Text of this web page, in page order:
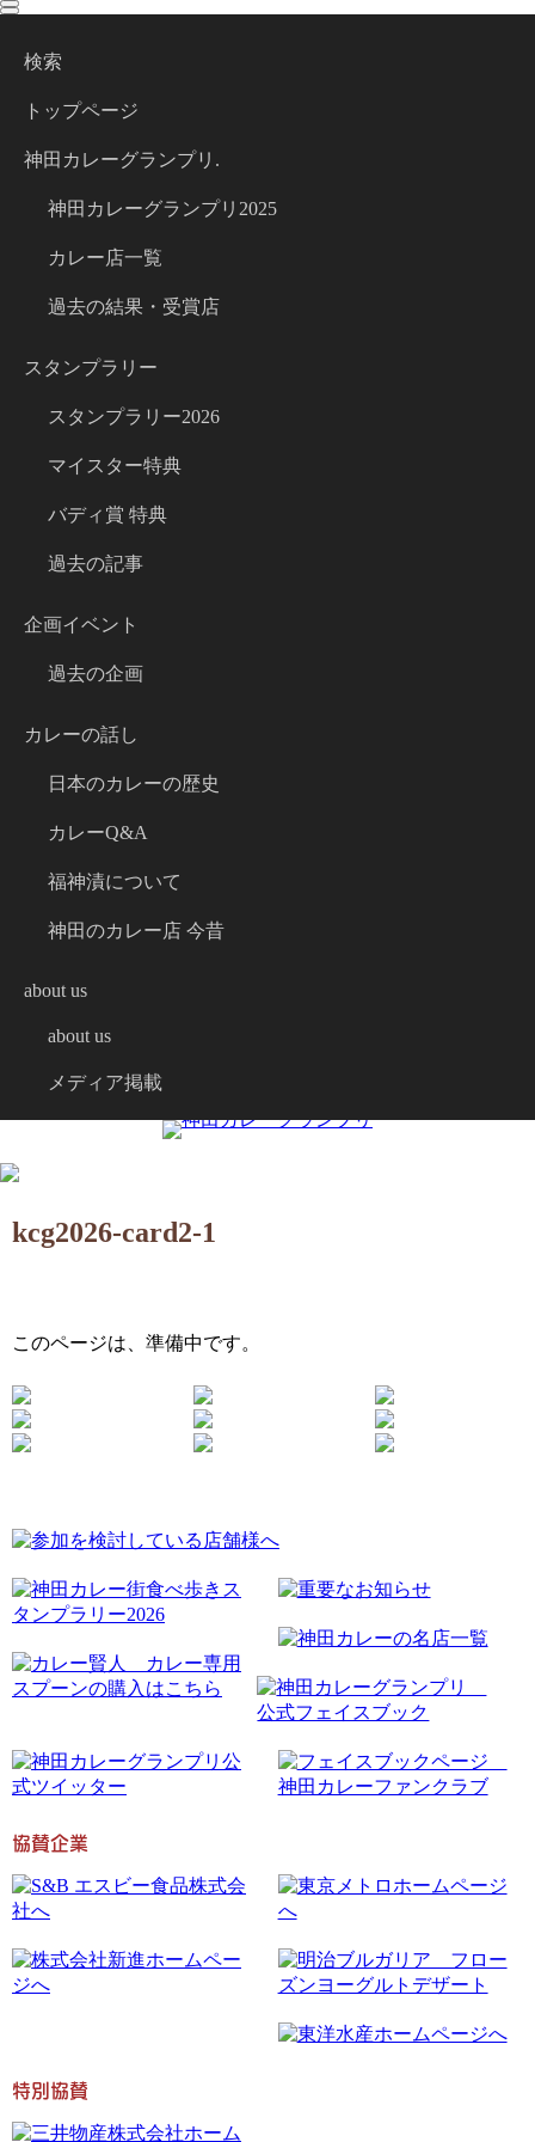
toggle
toggle
検索
トップページ
神田カレーグランプリ.
神田カレーグランプリ2025
カレー店一覧
過去の結果・受賞店
スタンプラリー
スタンプラリー2026
マイスター特典
バディ賞 特典
過去の記事
企画イベント
過去の企画
カレーの話し
日本のカレーの歴史
カレーQ&A
福神漬について
神田のカレー店 今昔
about us
about us
メディア掲載
kcg2026-card2-1
このページは、準備中です。
協賛企業
特別協賛